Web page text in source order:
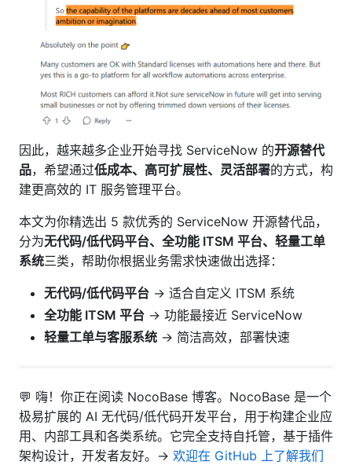
因此，越来越多企业开始寻找 ServiceNow 的开源替代
品，希望通过低成本、高可扩展性、灵活部署的方式，构
建更高效的 IT 服务管理平台。
本文为你精选出 5 款优秀的 ServiceNow 开源替代品，
分为无代码/低代码平台、全功能 ITSM 平台、轻量工单
系统三类，帮助你根据业务需求快速做出选择：
无代码/低代码平台 → 适合自定义 ITSM 系统
全功能 ITSM 平台 → 功能最接近 ServiceNow
轻量工单与客服系统 → 简洁高效，部署快速
💬 嗨！你正在阅读 NocoBase 博客。NocoBase 是一个
极易扩展的 AI 无代码/低代码开发平台，用于构建企业应
用、内部工具和各类系统。它完全支持自托管，基于插件
架构设计，开发者友好。→ 欢迎在 GitHub 上了解我们